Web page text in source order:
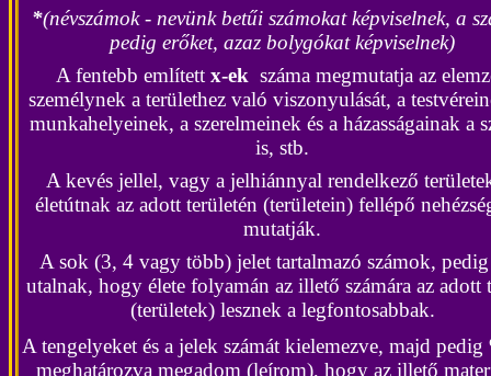
*(névszámok - nevünk betűi számokat képviselnek, a
pedig erőket, azaz bolygókat képviselnek)
A fentebb említett x-ek száma megmutatja az
személynek a területhez való viszonyulását, a
munkahelyeinek, a szerelmeinek és a házasságainak a
is, stb.
A kevés jellel, vagy a jelhiánnyal rendelkező
életútnak az adott területén (területein) fellépő
mutatják.
A sok (3, 4 vagy több) jelet tartalmazó számok, pedig
utalnak, hogy élete folyamán az illető számára az adott
(területek) lesznek a legfontosabbak.
A tengelyeket és a jelek számát kielemezve, majd pedig
meghatározva megadom (leírom), hogy az illető